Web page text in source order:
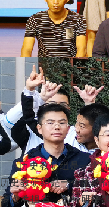
历史教研组是一个
历史教研组是一个团结
多次承担省、市科研课